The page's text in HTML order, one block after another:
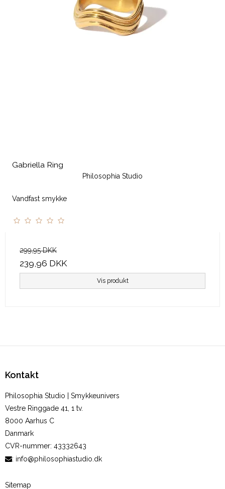
Gabriella Ring
Philosophia Studio
Vandfast smykke
299,95 DKK
239,96 DKK
Vis produkt
Kontakt
Philosophia Studio | Smykkeunivers
Vestre Ringgade 41, 1 tv.
8000 Aarhus C
Danmark
CVR-nummer: 43332643
: info@philosophiastudio.dk
Sitemap